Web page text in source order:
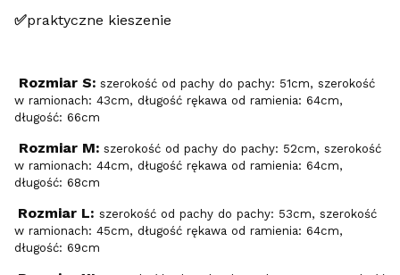
✅praktyczne kieszenie
Rozmiar S: szerokość od pachy do pachy: 51cm, szerokość
w ramionach: 43cm, długość rękawa od ramienia: 64cm,
długość: 66cm
Rozmiar M: szerokość od pachy do pachy: 52cm, szerokość
w ramionach: 44cm, długość rękawa od ramienia: 64cm,
długość: 68cm
Rozmiar L: szerokość od pachy do pachy: 53cm, szerokość
w ramionach: 45cm, długość rękawa od ramienia: 64cm,
długość: 69cm